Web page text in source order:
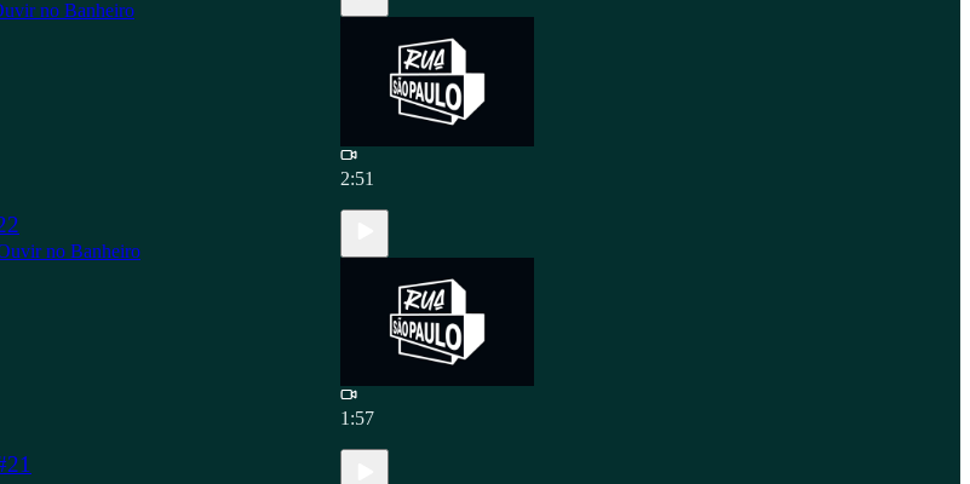
no Banheiro
2:51
no Banheiro
1:57